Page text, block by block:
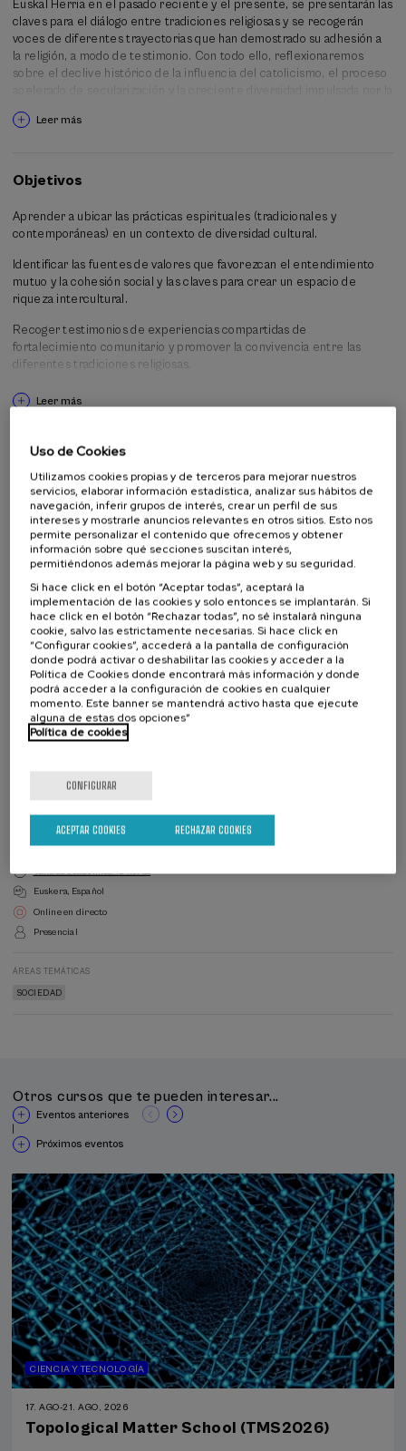
Euskal Herria en el pasado reciente y el presente, se presentarán las
claves para el diálogo entre tradiciones religiosas y se recogerán
voces de diferentes trayectorias que han demostrado su adhesión a
la religión, a modo de testimonio. Con todo ello, reflexionaremos
sobre el declive histórico de la influencia del catolicismo, el proceso
migración, y ante ello, se propondrán vías para promover la cohesión
social y el diálogo intercultural, la convivencia en una sociedad vasca
El impulsor de la jornada es el proyecto desarrollado por Eusko
Ikaskuntza
Diálogo interreligioso y cohesión social.
Mediante esta iniciativa, por
tanto, junto a la difusión del conocimiento generado por el proyecto,
se busca la creación y estabilización de redes, así como formar y
preparar al público en general para este ámbito de nuestra sociedad.
Leer más
Objetivos
Aprender a ubicar las prácticas espirituales (tradicionales y
contemporáneas) en un contexto de diversidad cultural.
Identificar las fuentes de valores que favorezcan el entendimiento
mutuo y la cohesión social y las claves para crear un espacio de
riqueza intercultural.
Recoger testimonios de experiencias compartidas de
fortalecimiento comunitario y promover la convivencia entre las
diferentes tradiciones religiosas.
Comprender la herencia religiosa de Euskal Herria junto a los
Leer más
Público objetivo al que está dirigida la actividad
Público en general
Alumnado universitario
Estudiantes no universitarios
Profesorado
Profesionales
Organiza
espera
curso
Jon Mentxakatorre Odriozola
Eusko Ikaskuntza
Validez académica: 10 horas
Euskera Español
Online en directo
Presencial
ÁREAS TEMÁTICAS
SOCIEDAD
Otros cursos que te pueden interesar...
Eventos anteriores
Próximos eventos
CIENCIA Y TECNOLOGÍA
17. AGO-21. AGO, 2026
Topological Matter School (TMS2026)
Uso de Cookies
Utilizamos cookies propias y de terceros para mejorar nuestros
servicios, elaborar información estadística, analizar sus hábitos de
navegación, inferir grupos de interés, crear un perfil de sus
intereses y mostrarle anuncios relevantes en otros sitios. Esto nos
permite personalizar el contenido que ofrecemos y obtener
información sobre qué secciones suscitan interés,
permitiéndonos además mejorar la página web y su seguridad.
Si hace click en el botón “Aceptar todas”, aceptará la
implementación de las cookies y solo entonces se implantarán. Si
hace click en el botón “Rechazar todas”, no sé instalará ninguna
cookie, salvo las estrictamente necesarias. Si hace click en
“Configurar cookies”, accederá a la pantalla de configuración
donde podrá activar o deshabilitar las cookies y acceder a la
Política de Cookies donde encontrará más información y donde
podrá acceder a la configuración de cookies en cualquier
momento. Este banner se mantendrá activo hasta que ejecute
alguna de estas dos opciones”
Política de cookies
CONFIGURAR
RECHAZAR COOKIES
ACEPTAR COOKIES